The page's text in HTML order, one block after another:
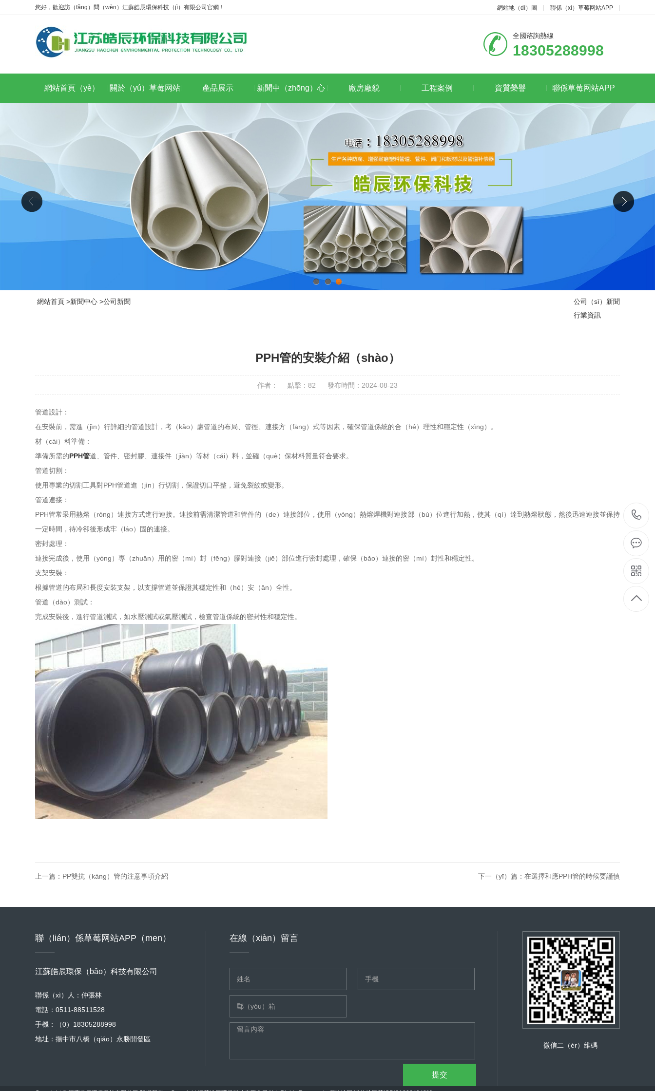
您好，歡迎訪（fǎng）問（wèn）江蘇皓辰環保科技（jì）有限公司官網！ 網站地（dì）圖 聯係（xì）草莓网站APP
全國谘詢熱線
18305288998
網站首頁（yè） 關於（yú）草莓网站 產品展示 新聞中（zhōng）心 廠房廠貌 工程案例 資質榮譽 聯係草莓网站APP
網站首頁 >新聞中心 >公司新聞
公司（sī）新聞
行業資訊
PPH管的安裝介紹（shào）
作者： 點擊：82 發布時間：2024-08-23
管道設計：
在安裝前，需進（jìn）行詳細的管道設計，考（kǎo）慮管道的布局、管徑、連接方（fāng）式等因素，確保管道係統的合（hé）理性和穩定性（xìng）。
材（cái）料準備：
準備所需的PPH管道、管件、密封膠、連接件（jiàn）等材（cái）料，並確（què）保材料質量符合要求。
管道切割：
使用專業的切割工具對PPH管道進（jìn）行切割，保證切口平整，避免裂紋或變形。
管道連接：
PPH管常采用熱熔（róng）連接方式進行連接。連接前需清潔管道和管件的（de）連接部位，使用（yòng）熱熔焊機對連接部（bù）位進行加熱，使其（qí）達到熱熔狀態，然後迅速連接並保持
一定時間，待冷卻後形成牢（láo）固的連接。
密封處理：
連接完成後，使用（yòng）專（zhuān）用的密（mì）封（fēng）膠對連接（jiē）部位進行密封處理，確保（bǎo）連接的密（mì）封性和穩定性。
支架安裝：
根據管道的布局和長度安裝支架，以支撐管道並保證其穩定性和（hé）安（ān）全性。
管道（dào）測試：
完成安裝後，進行管道測試，如水壓測試或氣壓測試，檢查管道係統的密封性和穩定性。
上一篇： PP雙抗（kàng）管的注意事項介紹 下一（yī）篇： 在選擇和應PPH管的時候要謹慎
聯（lián）係草莓网站APP（men）
江蘇皓辰環保（bǎo）科技有限公司
聯係（xì）人：仲張林
電話：0511-88511528
手機：（0）18305288998
地址：揚中市八橋（qiáo）永勝開發區
在線（xiàn）留言
微信二（èr）維碼